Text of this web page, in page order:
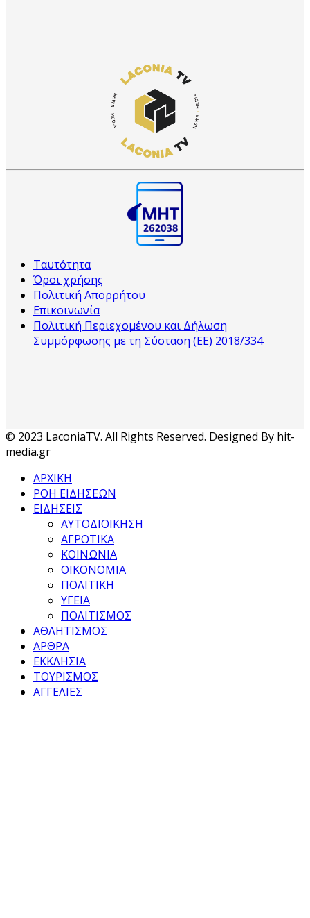
Ταυτότητα
Όροι χρήσης
Πολιτική Απορρήτου
Επικοινωνία
Πολιτική Περιεχομένου και Δήλωση
Συμμόρφωσης με τη Σύσταση (ΕΕ) 2018/334
© 2023 LaconiaTV. All Rights Reserved. Designed By hit-
media.gr
ΑΡΧΙΚΗ
ΡΟΗ ΕΙΔΗΣΕΩΝ
ΕΙΔΗΣΕΙΣ
ΑΥΤΟΔΙΟΙΚΗΣΗ
ΑΓΡΟΤΙΚΑ
ΚΟΙΝΩΝΙΑ
ΟΙΚΟΝΟΜΙΑ
ΠΟΛΙΤΙΚΗ
ΥΓΕΙΑ
ΠΟΛΙΤΙΣΜΟΣ
ΑΘΛΗΤΙΣΜΟΣ
ΑΡΘΡΑ
ΕΚΚΛΗΣΙΑ
ΤΟΥΡΙΣΜΟΣ
ΑΓΓΕΛΙΕΣ